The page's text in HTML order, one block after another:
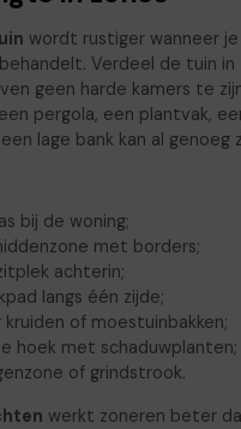
wordt rustiger wanneer
Verdeel de tuin
geen harde kamers te
pergola, een plantvak,
lage bank kan al genoeg
bij de woning;
met borders;
achterin;
langs één zijde;
of moestuinbakken;
hoek met schaduwplanten;
of grindstrook.
werkt zoneren beter